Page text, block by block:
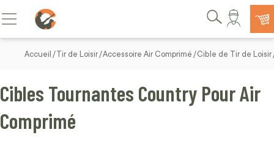
Allez au contenu
Basculer la navigation
Rechercher
Accueil Tir de Loisir Accessoire Air Comprimé Cible de Tir de Loisir
Cibles Tournantes Country Pour Air
Comprimé